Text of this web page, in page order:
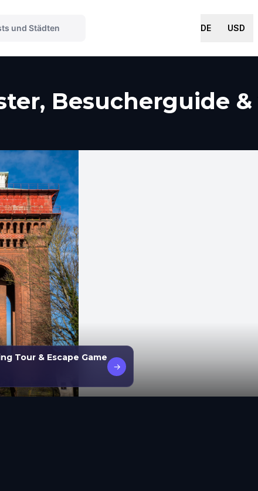
DE USD
Besucherguide &
Tour & Escape Game
→